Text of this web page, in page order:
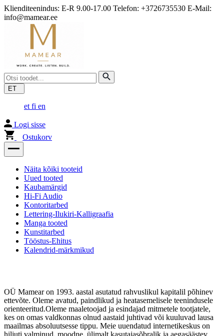
Klienditeenindus: E-R 9.00-17.00 Telefon: +3726735530 E-Mail:
info@mamear.ee
ET
et fi en
Logi sisse
Ostukorv
Näita kõiki tooteid
Uued tooted
Kaubamärgid
Hi-Fi Audio
Kontoritarbed
Lettering-Ilukiri-Kalligraafia
Manga tooted
Kunstitarbed
Tööstus-Ehitus
Kalendrid-märkmikud
OÜ Mamear on 1993. aastal asutatud rahvuslikul kapitalil põhinev
ettevõte. Oleme avatud, paindlikud ja heatasemelisele teenindusele
orienteeritud.Oleme maaletoojad ja esindajad mitmetele tootjatele,
kes on omas valdkonnas olnud aastaid juhtivad või kuuluvad lausa
maailmas absoluutsesse tippu. Meie uuendatud internetikeskus on